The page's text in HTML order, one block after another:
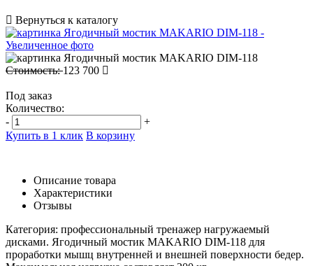
Вернуться к каталогу
Стоимость:123 700
Под заказ
Количество:
-
+
Купить в 1 клик В корзину
Описание товара
Характеристики
Отзывы
Категория: профессиональный тренажер нагружаемый
дисками. Ягодичный мостик MAKARIO DIM-118 для
проработки мышц внутренней и внешней поверхности бедер.